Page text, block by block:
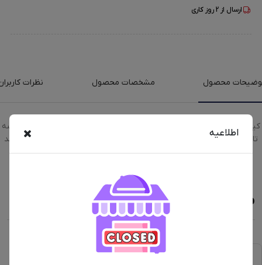
اطلاعیه
ارسال از 2روز کاری
محصول مشخصات محصول نظرات
کیسه جاروبرقی بوش مدل GALL مناسب برای تمامی جاروبرقی های که کیسه
تایپ G استفاده میکنن کیسه gall نمونه جدید کیسه های G ,GXLL میباشد
که کد کالا 17000940 میباشد
محصولات مشابه